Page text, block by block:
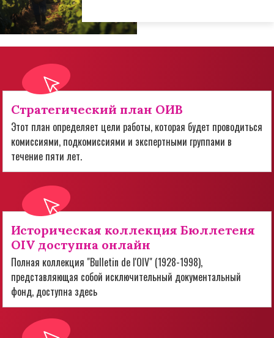
Стратегический план ОИВ
Этот план определяет цели работы, которая будет проводиться
комиссиями, подкомиссиями и экспертными группами в
течение пяти лет.
Историческая коллекция Бюллетеня
OIV доступна онлайн
Полная коллекция "Bulletin de l'OIV" (1928-1998),
представляющая собой исключительный документальный
фонд, доступна здесь